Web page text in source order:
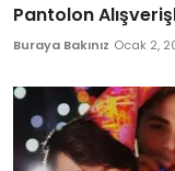
Pantolon
Buraya Bakınız Ocak 2,